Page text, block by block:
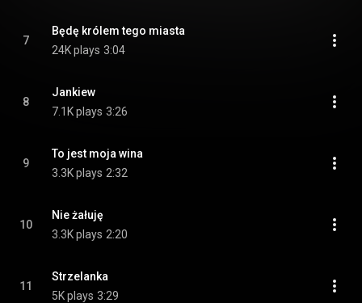
7
Będę królem tego miasta
24K plays 3:04
8
Jankiew
7.1K plays 3:26
9
To jest moja wina
3.3K plays 2:32
10
Nie żałuję
3.3K plays 2:20
11
Strzelanka
5K plays 3:29